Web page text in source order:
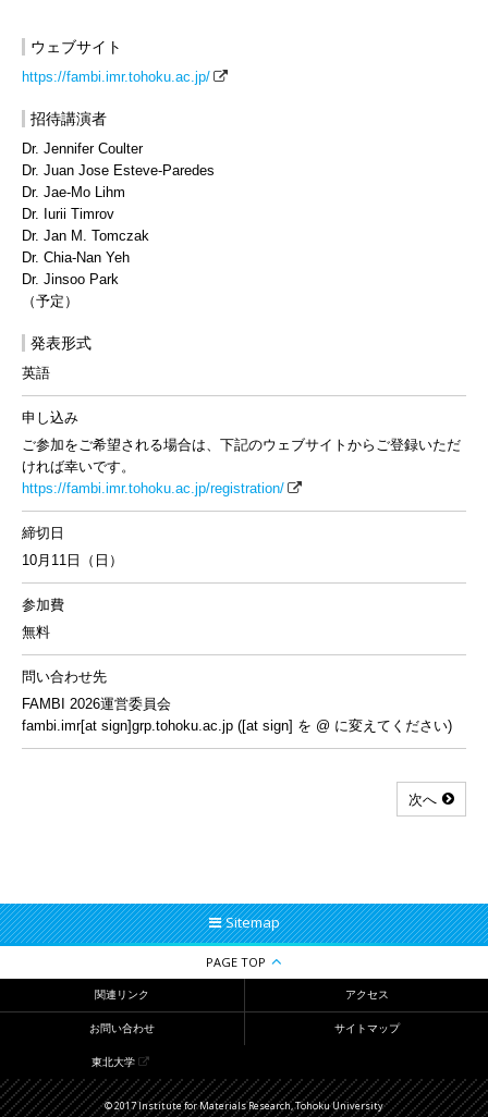
ウェブサイト
https://fambi.imr.tohoku.ac.jp/
招待講演者
Dr. Jennifer Coulter
Dr. Juan Jose Esteve-Paredes
Dr. Jae-Mo Lihm
Dr. Iurii Timrov
Dr. Jan M. Tomczak
Dr. Chia-Nan Yeh
Dr. Jinsoo Park
（予定）
発表形式
英語
申し込み
ご参加をご希望される場合は、下記のウェブサイトからご登録いただ
ければ幸いです。
https://fambi.imr.tohoku.ac.jp/registration/
締切日
10月11日（日）
参加費
無料
問い合わせ先
FAMBI 2026運営委員会
fambi.imr[at sign]grp.tohoku.ac.jp ([at sign] を @ に変えてください)
次へ
Sitemap
PAGE TOP
関連リンク アクセス
お問い合わせ サイトマップ
東北大学
© 2017 Institute for Materials Research, Tohoku University